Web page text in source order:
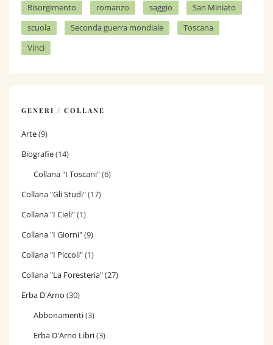
Risorgimento
romanzo saggio
San Miniato
scuola
Seconda guerra mondiale
Toscana
Vinci
GENERI / COLLANE
Arte(9)
Biografie(14)
Collana "I Toscani"(6)
Collana "Gli Studi"(17)
Collana "I Cieli"(1)
Collana "I Giorni"(9)
Collana "I Piccoli"(1)
Collana "La Foresteria"(27)
Erba D'Arno (30)
Abbonamenti(3)
Erba D'Arno Libri(3)